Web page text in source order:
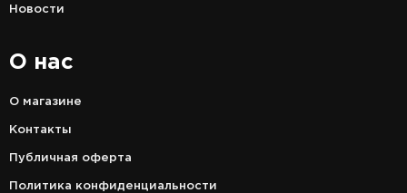
Новости
О нас
О магазине
Контакты
Публичная оферта
Политика конфиденциальности